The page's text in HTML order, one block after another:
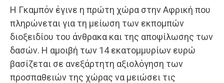
Η Γκαμπόν έγινε η πρώτη χώρα στην Αφρική που
πληρώνεται για τη μείωση των εκπομπών
διοξειδίου του άνθρακα και της αποψίλωσης των
δασών. Η αμοιβή των 14 εκατομμυρίων ευρώ
βασίζεται σε ανεξάρτητη αξιολόγηση των
προσπαθειών της χώρας να μειώσει τις